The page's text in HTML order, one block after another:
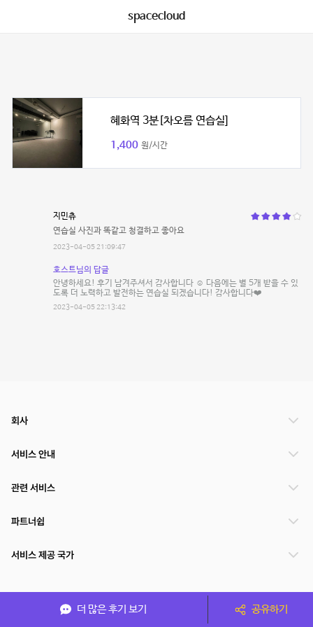
spacecloud
혜화역 3분[차오름 연습실]
1,400 원/시간
지민츄
연습실 사진과 똑같고 청결하고 좋아요
2023-04-05 21:09:47
호스트님의 답글
안녕하세요! 후기 남겨주셔서 감사합니다 ☺️ 다음에는 별 5개 받을 수 있
도록 더 노력하고 발전하는 연습실 되겠습니다! 감사합니다❤️
2023-04-05 22:13:42
더 많은 후기 보기 공유하기
회사
서비스 안내
관련 서비스
파트너쉽
서비스 제공 국가
(주)NSPACE 사업자정보